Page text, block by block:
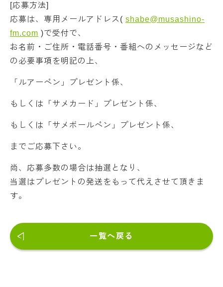
[応募方法]
応募は、専用メールアドレス( shabe@musashino-
fm.com )で受付で、
お名前・ご住所・電話番号・番組へのメッセージなど
の必要事項を明記の上、
「ルアーペン」プレゼント係、
もしくは「サメカード」プレゼント係、
もしくは「サメボールペン」プレゼント係、
までご応募下さい。
尚、応募多数の場合は抽選となり、
当選はプレゼントの発送をもって代えさせて頂きま
す。
一覧へ戻る